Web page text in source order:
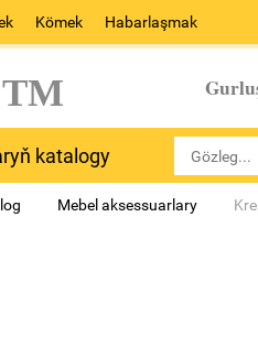
Kömek Habarlaşmak
TM
katalogy
Mebel aksessuarlary